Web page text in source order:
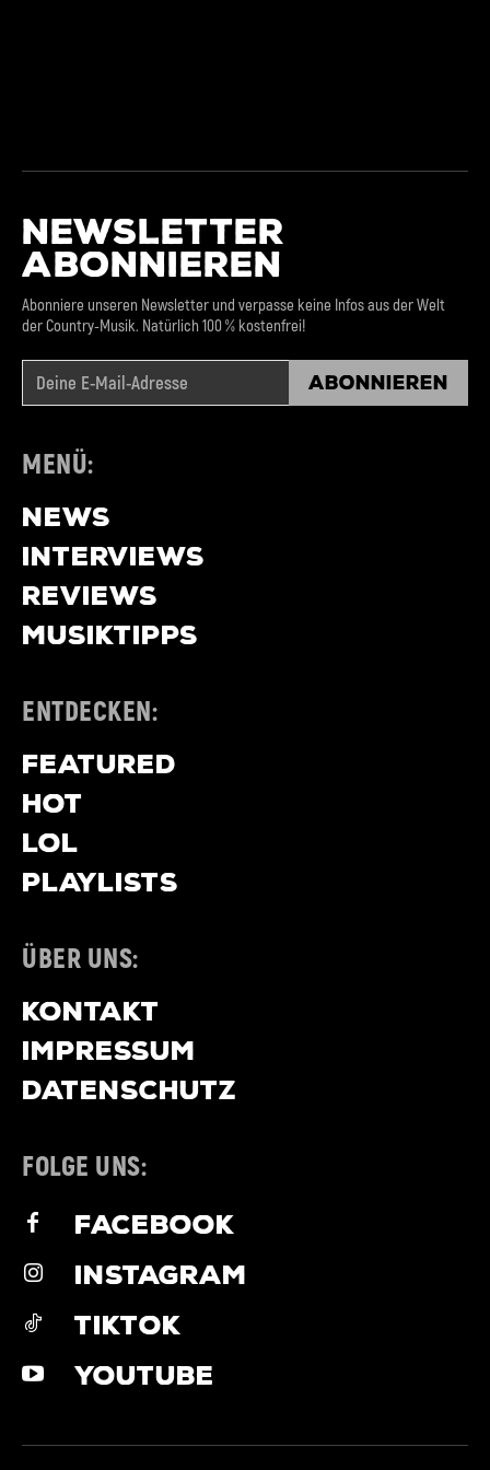
NEWSLETTER
ABONNIEREN
Abonniere unseren Newsletter und verpasse keine Infos aus der Welt
der Country-Musik. Natürlich 100 % kostenfrei!
Abonnieren
MENÜ:
NEWS
INTERVIEWS
REVIEWS
MUSIKTIPPS
ENTDECKEN:
FEATURED
HOT
LOL
PLAYLISTS
ÜBER UNS:
KONTAKT
IMPRESSUM
DATENSCHUTZ
FOLGE UNS:
FACEBOOK
INSTAGRAM
TIKTOK
YOUTUBE